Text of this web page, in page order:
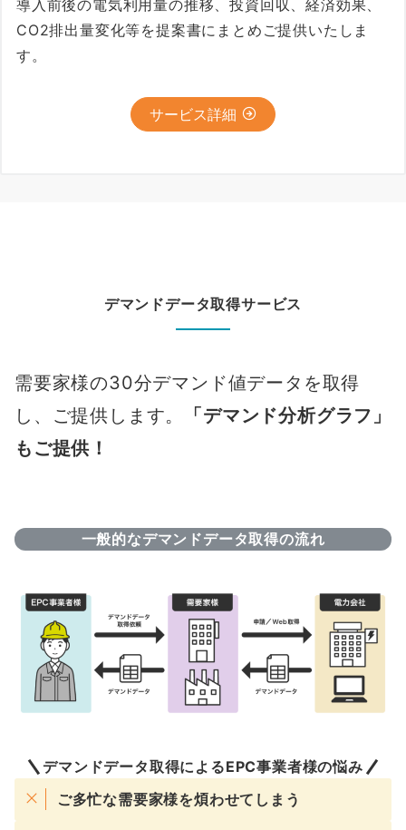
導⼊前後の電気利⽤量の推移、投資回収、経済効果、
CO2排出量変化等を提案書にまとめご提供いたしま
す。
サービス詳細
デマンドデータ取得サービス
需要家様の30分デマンド値データを取得
し、ご提供します。
「デマンド分析グラフ」
もご提供！
一般的なデマンドデータ取得の流れ
デマンドデータ取得によるEPC事業者様の悩み
ご多忙な需要家様を煩わせてしまう